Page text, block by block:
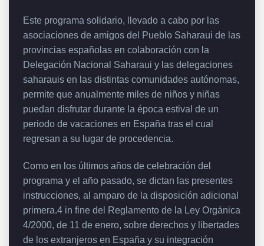
Este programa solidario, llevado a cabo por las
asociaciones de amigos del Pueblo Saharaui de las
provincias españolas en colaboración con la
Delegación Nacional Saharaui y las delegaciones
saharauis en las distintas comunidades autónomas,
permite que anualmente miles de niños y niñas
puedan disfrutar durante la época estival de un
periodo de vacaciones en España tras el cual
regresan a su lugar de procedencia.
Como en los últimos años de celebración del
programa y el año pasado, se dictan las presentes
instrucciones, al amparo de la disposición adicional
primera.4 in fine del Reglamento de la Ley Orgánica
4/2000, de 11 de enero, sobre derechos y libertades
de los extranjeros en España y su integración